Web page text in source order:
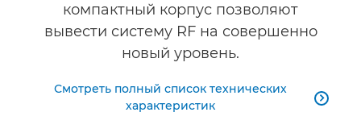
компактный корпус позволяют
вывести систему RF на совершенно
новый уровень.
Смотреть полный список технических
характеристик
